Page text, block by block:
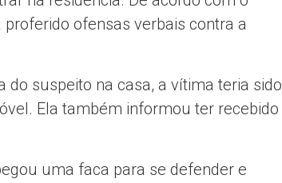
ofensas verbais contra a
suspeito na casa, a vítima teria sido
Ela também informou ter recebido
uma faca para se defender e